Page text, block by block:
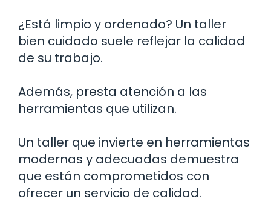
¿Está limpio y ordenado? Un taller
bien cuidado suele reflejar la calidad
de su trabajo.
Además, presta atención a las
herramientas que utilizan.
Un taller que invierte en herramientas
modernas y adecuadas demuestra
que están comprometidos con
ofrecer un servicio de calidad.